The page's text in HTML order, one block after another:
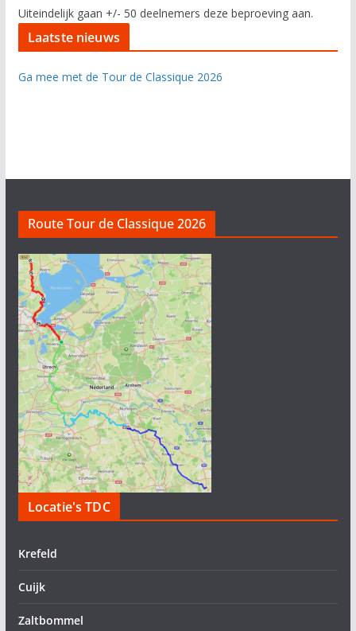
Uiteindelijk gaan +/- 50 deelnemers deze beproeving aan.
Laatste nieuws
Ga mee met de Tour de Classique 2026
Route Tour de Classique 2026
Locatie's TDC
Krefeld
Cuijk
Zaltbommel